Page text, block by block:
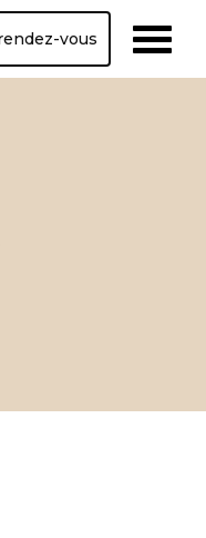
vous